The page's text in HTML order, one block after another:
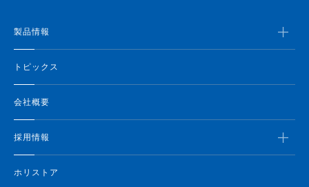
製品情報
トピックス
会社概要
採用情報
ホリストア